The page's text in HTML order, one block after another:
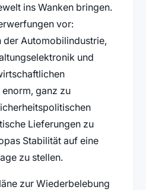
ins Wanken bringen.
vor:
Automobilindustrie,
und
ganz zu
Lieferungen zu
Stabilität auf eine
zu stellen.
zur Wiederbelebung